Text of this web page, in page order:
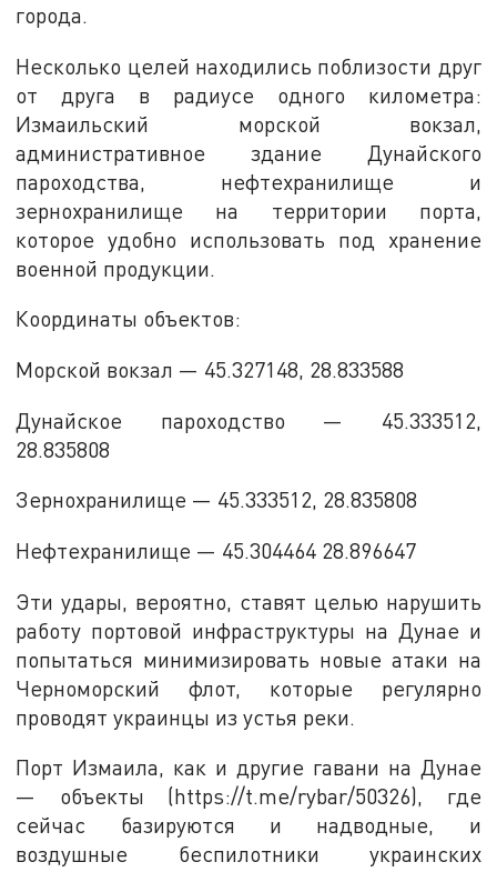
города.
Несколько целей находились поблизости друг
от друга в радиусе одного километра:
Измаильский морской вокзал,
административное здание Дунайского
пароходства, нефтехранилище и
зернохранилище на территории порта,
которое удобно использовать под хранение
военной продукции.
Координаты объектов:
Морской вокзал — 45.327148, 28.833588
Дунайское пароходство — 45.333512,
28.835808
Зернохранилище — 45.333512, 28.835808
Нефтехранилище — 45.304464 28.896647
Эти удары, вероятно, ставят целью нарушить
работу портовой инфраструктуры на Дунае и
попытаться минимизировать новые атаки на
Черноморский флот, которые регулярно
проводят украинцы из устья реки.
Порт Измаила, как и другие гавани на Дунае
— объекты (https://t.me/rybar/50326), где
сейчас базируются и надводные, и
воздушные беспилотники украинских